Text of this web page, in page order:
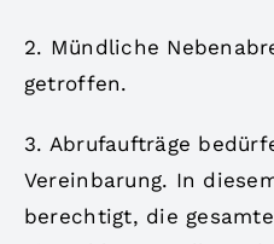
2. Mündliche
getroffen.
3. Abrufaufträge
Vereinbarung. In
berechtigt, die